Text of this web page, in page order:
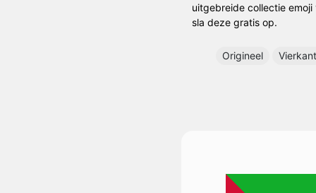
uitgebreide collectie
sla deze gratis op.
Origineel Vierkant